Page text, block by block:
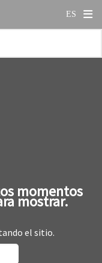
momentos
mostrar.
el sitio.